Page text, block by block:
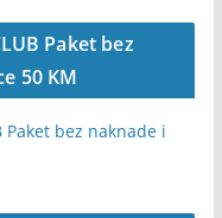
Paket bez
50 KM